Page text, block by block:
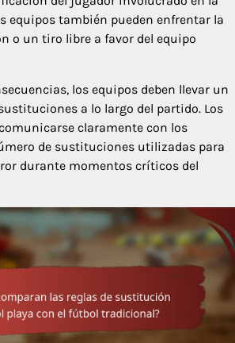
equipos también pueden enfrentar la
o un tiro libre a favor del equipo
los equipos deben llevar un
a lo largo del partido. Los
claramente con los
de sustituciones utilizadas para
durante momentos críticos del